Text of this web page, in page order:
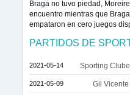
Braga no tuvo piedad,
encuentro mientras que
empataron en cero juegos
PARTIDOS DE
2021-05-14 Sporting
2021-05-09 Gil Vicente